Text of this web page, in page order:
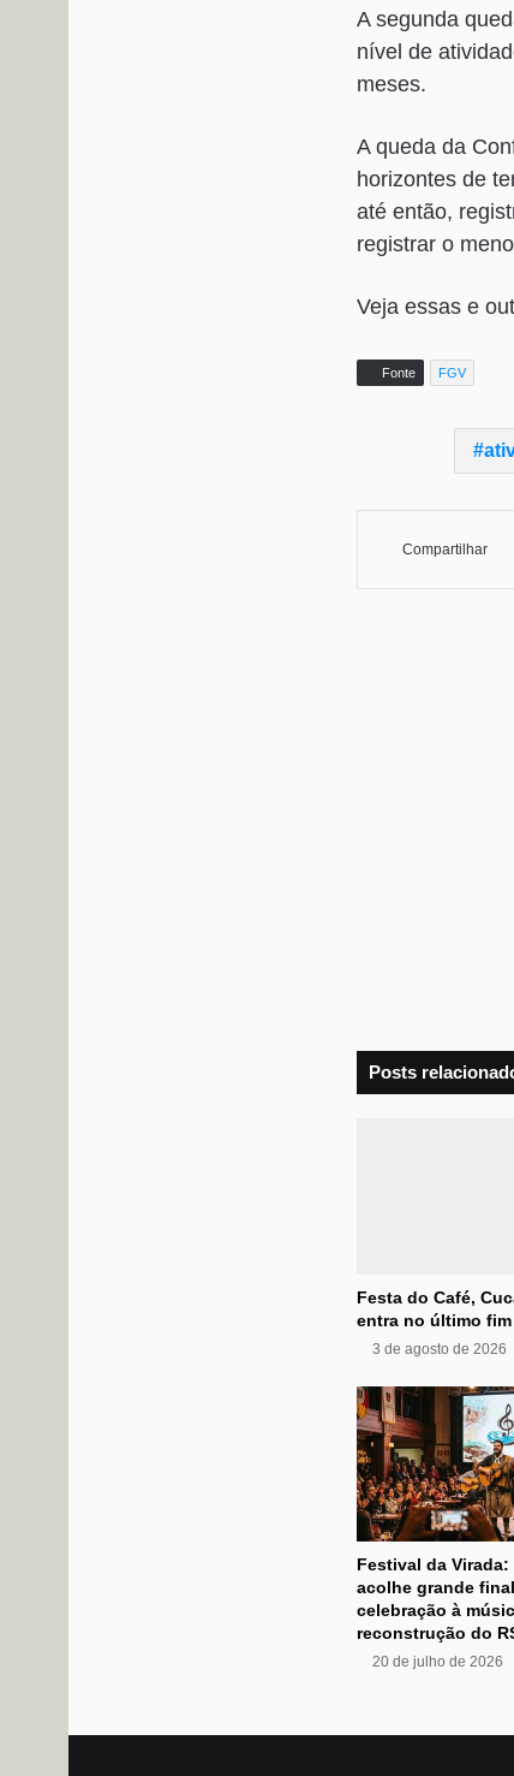
A segunda
nível de
meses.
A queda da
horizontes de
até então,
registrar o
Veja essas e
Fonte FGV
Compartilhar
Posts
Festa do Café,
entra no último fim
3 de agosto de 2026
Festival da Virada:
acolhe grande
celebração à
reconstrução do
20 de julho de 2026